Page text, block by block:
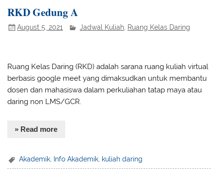
RKD Gedung A
August 5, 2021 Jadwal Kuliah Ruang Kelas Daring
Ruang Kelas Daring (RKD) adalah sarana ruang kuliah virtual
berbasis google meet yang dimaksudkan untuk membantu
dosen dan mahasiswa dalam perkuliahan tatap maya atau
daring non LMS/GCR.
» Read more
Akademik Info Akademik kuliah daring